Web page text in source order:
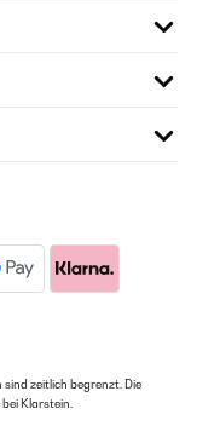
sind zeitlich begrenzt. Die
Klarstein.